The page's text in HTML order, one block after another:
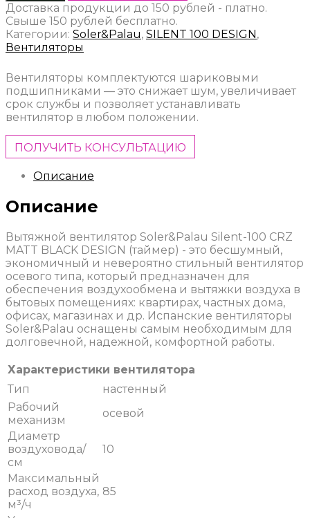
Доставка продукции до 150 рублей - платно.
Свыше 150 рублей бесплатно.
Категории: Soler&Palau, SILENT 100 DESIGN,
Вентиляторы
Вентиляторы комплектуются шариковыми
подшипниками — это снижает шум, увеличивает
срок службы и позволяет устанавливать
вентилятор в любом положении.
ПОЛУЧИТЬ КОНСУЛЬТАЦИЮ
Описание
Описание
Вытяжной вентилятор Soler&Palau Silent-100 CRZ
MATT BLACK DESIGN (таймер) - это бесшумный,
экономичный и невероятно стильный вентилятор
осевого типа, который предназначен для
обеспечения воздухообмена и вытяжки воздуха в
бытовых помещениях: квартирах, частных дома,
офисах, магазинах и др. Испанские вентиляторы
Soler&Palau оснащены самым необходимым для
долговечной, надежной, комфортной работы.
Характеристики вентилятора
Тип
настенный
Рабочий
механизм
осевой
Диаметр
воздуховода/
см
10
Максимальный
расход воздуха,
м³/ч
85